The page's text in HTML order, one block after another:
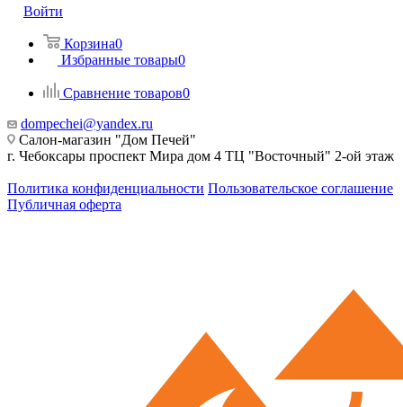
Войти
Корзина0
Избранные товары0
Сравнение товаров0
dompechei@yandex.ru
Салон-магазин "Дом Печей"
г. Чебоксары проспект Мира дом 4 ТЦ "Восточный" 2-ой этаж
Политика конфиденциальности Пользовательское соглашение
Публичная оферта